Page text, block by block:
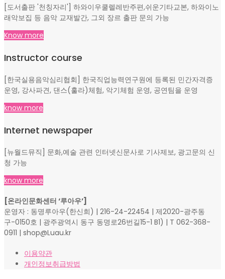
[도서출판 '천칭자리'] 하와이우쿨렐레반주편,쉬운기타교본, 하와이노
래악보집 등 음악 교재발간, 그외 장르 출판 문의 가능
Know more
Instructor course
[한국실용음악심리협회] 한국직업능력연구원에 등록된 민간자격증
운영, 강사파견, 댄스(훌라)체험, 악기체험 운영, 공연팀을 운영
know more
Internet newspaper
[뉴월드뮤직] 문화,예술 관련 인터넷신문사로 기사제보, 광고문의 신
청 가능
know more
[온라인문화센터 ‘루아우’]
운영자 : 동명루아우(한신희) | 216-24-22454 | 제2020-광주동
구-0150호 | 광주광역시 동구 동명로26번길15-1 B1) | T 062-368-
0911 | shop@Luau.kr
이용약관
개인정보취급방법